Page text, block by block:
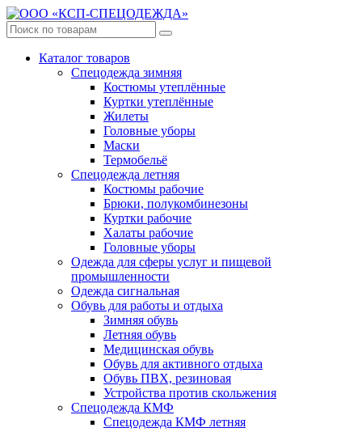
Каталог товаров
Спецодежда зимняя
Костюмы утеплённые
Куртки утеплённые
Жилеты
Головные уборы
Маски
Термобельё
Спецодежда летняя
Костюмы рабочие
Брюки, полукомбинезоны
Куртки рабочие
Халаты рабочие
Головные уборы
Одежда для сферы услуг и пищевой
промышленности
Одежда сигнальная
Обувь для работы и отдыха
Зимняя обувь
Летняя обувь
Медицинская обувь
Обувь для активного отдыха
Обувь ПВХ, резиновая
Устройства против скольжения
Спецодежда КМФ
Спецодежда КМФ летняя